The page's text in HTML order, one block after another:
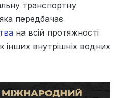
транспортну
передбачає
на всій протяжності
інших внутрішніх водних